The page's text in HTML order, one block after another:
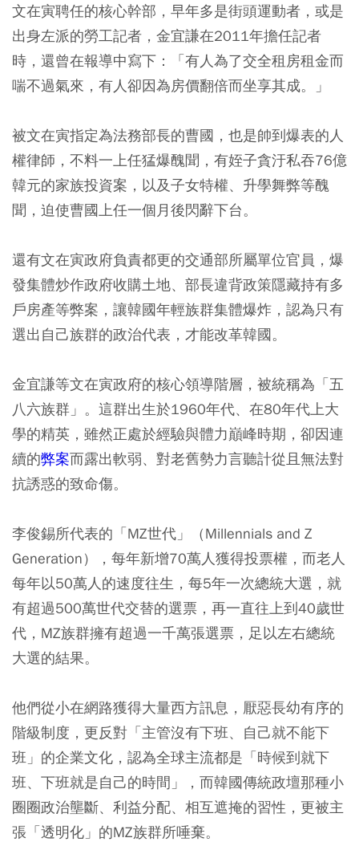
文在寅聘任的核心幹部，早年多是街頭運動者，或是
出身左派的勞工記者，金宜謙在2011年擔任記者
時，還曾在報導中寫下：「有人為了交全租房租金而
喘不過氣來，有人卻因為房價翻倍而坐享其成。」
被文在寅指定為法務部長的曹國，也是帥到爆表的人
權律師，不料一上任猛爆醜聞，有姪子貪汙私吞76億
韓元的家族投資案，以及子女特權、升學舞弊等醜
聞，迫使曹國上任一個月後閃辭下台。
還有文在寅政府負責都更的交通部所屬單位官員，爆
發集體炒作政府收購土地、部長違背政策隱藏持有多
戶房產等弊案，讓韓國年輕族群集體爆炸，認為只有
選出自己族群的政治代表，才能改革韓國。
金宜謙等文在寅政府的核心領導階層，被統稱為「五
八六族群」。這群出生於1960年代、在80年代上大
學的精英，雖然正處於經驗與體力巔峰時期，卻因連
續的弊案而露出軟弱、對老舊勢力言聽計從且無法對
抗誘惑的致命傷。
李俊錫所代表的「MZ世代」（Millennials and Z
Generation），每年新增70萬人獲得投票權，而老人
每年以50萬人的速度往生，每5年一次總統大選，就
有超過500萬世代交替的選票，再一直往上到40歲世
代，MZ族群擁有超過一千萬張選票，足以左右總統
大選的結果。
他們從小在網路獲得大量西方訊息，厭惡長幼有序的
階級制度，更反對「主管沒有下班、自己就不能下
班」的企業文化，認為全球主流都是「時候到就下
班、下班就是自己的時間」，而韓國傳統政壇那種小
圈圈政治壟斷、利益分配、相互遮掩的習性，更被主
張「透明化」的MZ族群所唾棄。